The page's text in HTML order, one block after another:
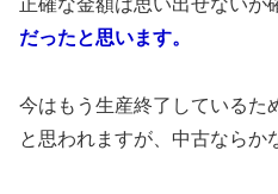
正確な金額は思い出せないが
だったと思います。
今はもう生産終了しているた
と思われますが、中古ならか